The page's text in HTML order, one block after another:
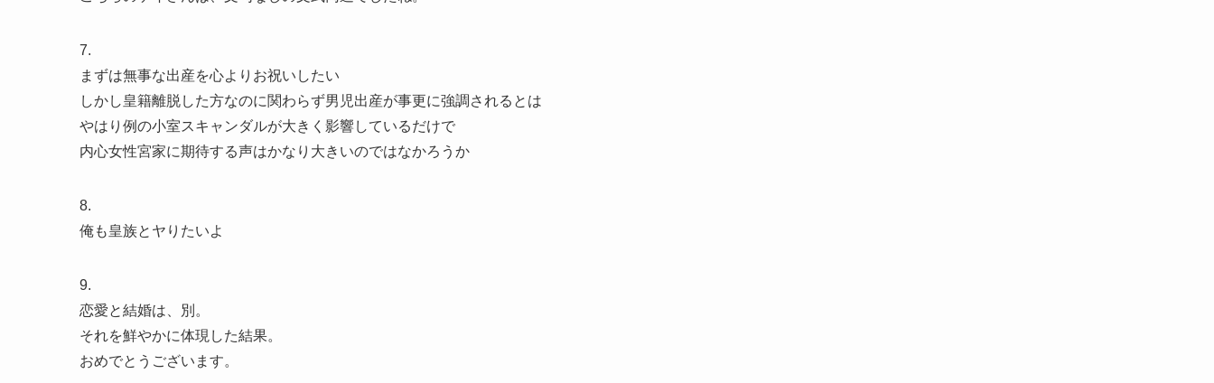
7.
まずは無事な出産を心よりお祝いしたい
しかし皇籍離脱した方なのに関わらず男児出産が事更に強調されるとは
やはり例の小室スキャンダルが大きく影響しているだけで
内心女性宮家に期待する声はかなり大きいのではなかろうか
8.
俺も皇族とヤりたいよ
9.
恋愛と結婚は、別。
それを鮮やかに体現した結果。
おめでとうございます。